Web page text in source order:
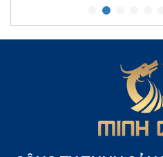
Lò nướng pizza
Liên hệ
Lò quay heo